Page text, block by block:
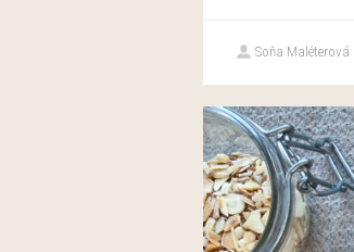
Soňa Maléterová